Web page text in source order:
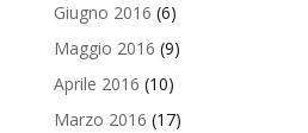
Giugno 2016 (6)
Maggio 2016 (9)
Aprile 2016 (10)
Marzo 2016 (17)